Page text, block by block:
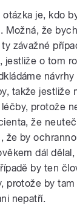
otázka je, kdo
Možná, že
závažné
jestliže o tom
takže jestliže
protože
že
že by
dál
by ten
protože by tam
nepatří.